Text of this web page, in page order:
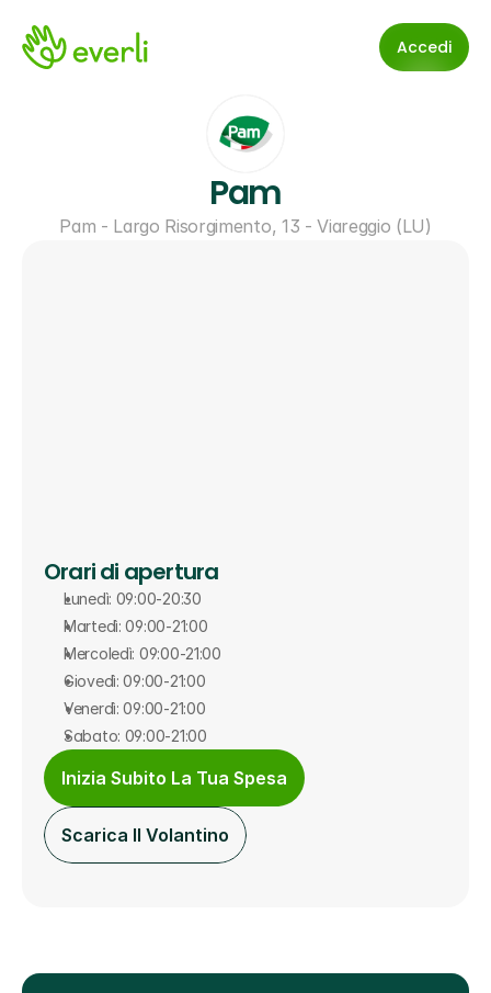
Accedi
Pam
Pam - Largo Risorgimento, 13 - Viareggio (LU)
Orari di apertura
Lunedì: 09:00-20:30
Martedì: 09:00-21:00
Mercoledì: 09:00-21:00
Giovedì: 09:00-21:00
Venerdì: 09:00-21:00
Sabato: 09:00-21:00
Inizia Subito La Tua Spesa
Scarica Il Volantino